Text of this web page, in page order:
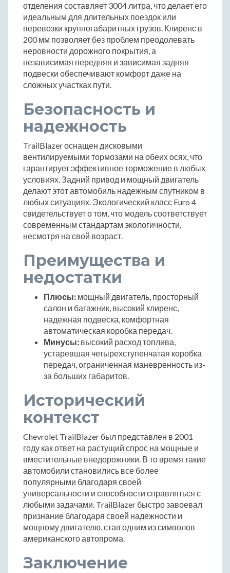
отделения составляет 3004 литра, что делает его
идеальным для длительных поездок или
перевозки крупногабаритных грузов. Клиренс в
200 мм позволяет без проблем преодолевать
неровности дорожного покрытия, а
независимая передняя и зависимая задняя
подвески обеспечивают комфорт даже на
сложных участках пути.
Безопасность и
надежность
TrailBlazer оснащен дисковыми
вентилируемыми тормозами на обеих осях, что
гарантирует эффективное торможение в любых
условиях. Задний привод и мощный двигатель
делают этот автомобиль надежным спутником в
любых ситуациях. Экологический класс Euro 4
свидетельствует о том, что модель соответствует
современным стандартам экологичности,
несмотря на свой возраст.
Преимущества и
недостатки
Плюсы: мощный двигатель, просторный
салон и багажник, высокий клиренс,
надежная подвеска, комфортная
автоматическая коробка передач.
Минусы: высокий расход топлива,
устаревшая четырехступенчатая коробка
передач, ограниченная маневренность из-
за больших габаритов.
Исторический
контекст
Chevrolet TrailBlazer был представлен в 2001
году как ответ на растущий спрос на мощные и
вместительные внедорожники. В то время такие
автомобили становились все более
популярными благодаря своей
универсальности и способности справляться с
любыми задачами. TrailBlazer быстро завоевал
признание благодаря своей надежности и
мощному двигателю, став одним из символов
американского автопрома.
Заключение